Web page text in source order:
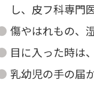
し、皮フ科専門
傷やはれもの、
目に入った時は
乳幼児の手の届